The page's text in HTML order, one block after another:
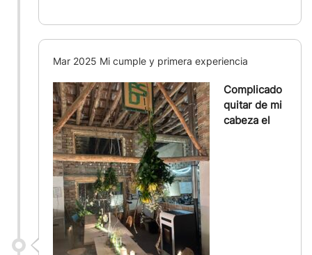
Mar 2025 Mi cumple y primera experiencia
Complicado
quitar de mi
cabeza el